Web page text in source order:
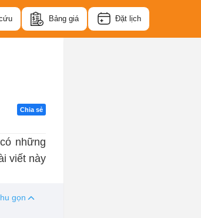
Bảng giá Đặt lịch
Chia sẻ
những
viết này
gọn